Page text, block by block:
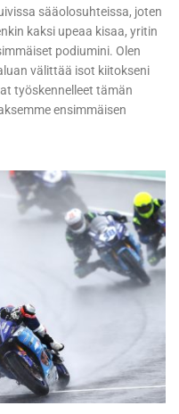
sääolosuhteissa, joten
kaksi upeaa kisaa, yritin
podiumini. Olen
välittää isot kiitokseni
työskennelleet tämän
ensimmäisen